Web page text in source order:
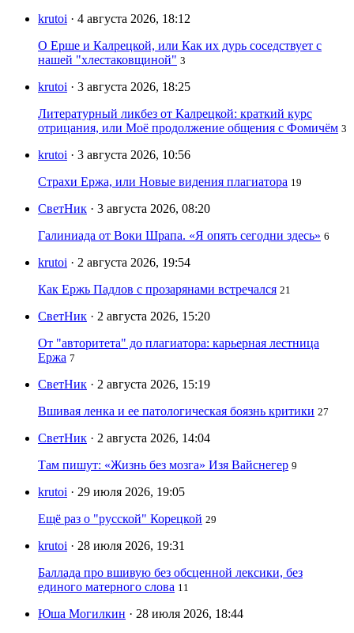
krutoi · 4 августа 2026, 18:12
О Ерше и Калрецкой, или Как их дурь соседствует с
нашей "хлестаковщиной" 3
krutoi · 3 августа 2026, 18:25
Литературный ликбез от Калрецкой: краткий курс
отрицания, или Моё продолжение общения с Фомичём 3
krutoi · 3 августа 2026, 10:56
Страхи Ержа, или Новые видения плагиатора 19
СветНик · 3 августа 2026, 08:20
Галиниада от Воки Шрапа. «Я опять сегодни здесь» 6
krutoi · 2 августа 2026, 19:54
Как Ержь Падлов с прозарянами встречался 21
СветНик · 2 августа 2026, 15:20
От "авторитета" до плагиатора: карьерная лестница
Ержа 7
СветНик · 2 августа 2026, 15:19
Вшивая ленка и ее патологическая боязнь критики 27
СветНик · 2 августа 2026, 14:04
Там пишут: «Жизнь без мозга» Изя Вайснегер 9
krutoi · 29 июля 2026, 19:05
Ещё раз о "русской" Корецкой 29
krutoi · 28 июля 2026, 19:31
Баллада про вшивую без обсценной лексики, без
единого матерного слова 11
Юша Могилкин · 28 июля 2026, 18:44